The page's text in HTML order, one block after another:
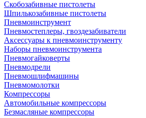
Скобозабивные пистолеты
Шпилькозабивные пистолеты
Пневмоинструмент
Пневмостеплеры, гвоздезабиватели
Аксессуары к пневмоинструменту
Наборы пневмоинструмента
Пневмогайковерты
Пневмодрели
Пневмошлифмашины
Пневмомолотки
Компрессоры
Автомобильные компрессоры
Безмасляные компрессоры